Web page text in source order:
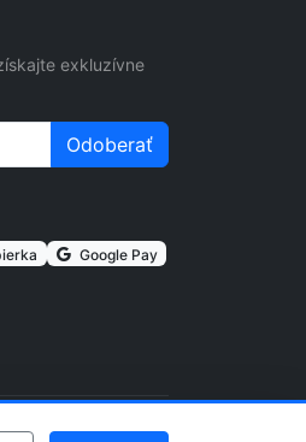
exkluzívne
Odoberať
Google Pay